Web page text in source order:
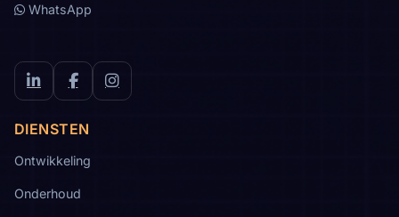
WhatsApp
LinkedInFacebookInstagram
DIENSTEN
Ontwikkeling
Onderhoud